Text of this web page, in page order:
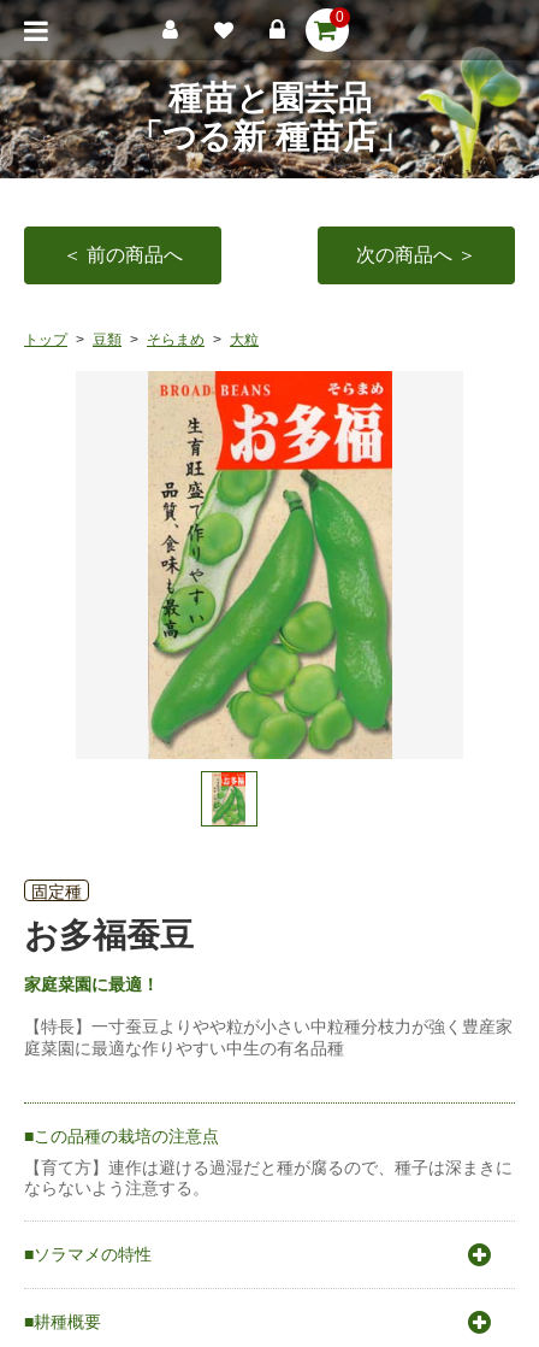
0
種苗と園芸品
「つる新 種苗店」
＜ 前の商品へ 次の商品へ ＞
トップ 豆類 そらまめ 大粒
固定種
お多福蚕豆
家庭菜園に最適！
【特長】一寸蚕豆よりやや粒が小さい中粒種分枝力が強く豊産家
庭菜園に最適な作りやすい中生の有名品種
この品種の栽培の注意点
【育て方】連作は避ける過湿だと種が腐るので、種子は深まきに
ならないよう注意する。
ソラマメの特性
温15〜25℃
耕種概要